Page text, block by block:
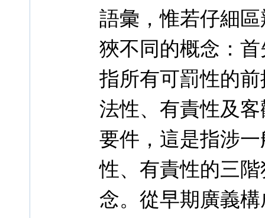
語彙，惟若仔細
狹不同的概念：
指所有可罰性的
法性、有責性及
要件，這是指涉
性、有責性的三
念。從早期廣義